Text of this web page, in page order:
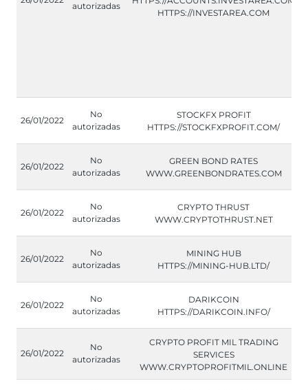
autorizadas
HTTPS://INVESTAREA.COM
26/01/2022
No
autorizadas
STOCKFX PROFIT
HTTPS://STOCKFXPROFIT.COM/
26/01/2022
No
autorizadas
GREEN BOND RATES
WWW.GREENBONDRATES.COM
26/01/2022
No
autorizadas
CRYPTO THRUST
WWW.CRYPTOTHRUST.NET
26/01/2022
No
autorizadas
MINING HUB
HTTPS://MINING-HUB.LTD/
26/01/2022
No
autorizadas
DARIKCOIN
HTTPS://DARIKCOIN.INFO/
26/01/2022
No
autorizadas
CRYPTO PROFIT MIL TRADING
SERVICES
WWW.CRYPTOPROFITMIL.ONLINE